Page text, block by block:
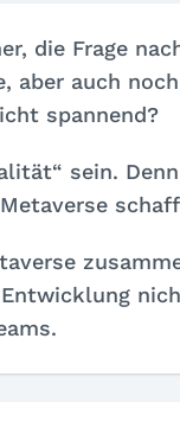
die Frage
aber auch
spannend?
sein.
Entwicklung